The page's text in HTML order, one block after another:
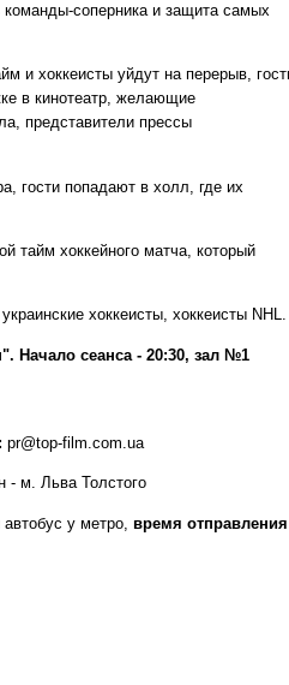
соперника и защита самых
и хоккеисты уйдут на перерыв,
в кинотеатр, желающие
представители прессы
гости попадают в холл, где их
тайм хоккейного матча, который
хоккеисты, хоккеисты NHL.
Начало сеанса - 20:30, зал №1
pr@top-film.com.ua
- м. Льва Толстого
у метро, время